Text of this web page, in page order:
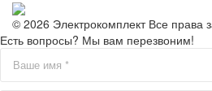
© 2026 Электрокомплект Все
Есть вопросы? Мы вам перезвоним!